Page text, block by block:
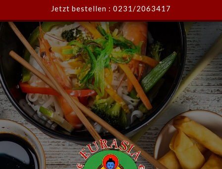
Jetzt bestellen : 0231/2063417